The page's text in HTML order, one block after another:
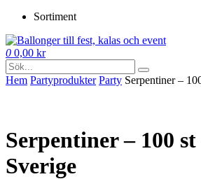
Sortiment
0 0,00 kr
Hem Party­­produkter Party Serpentiner –
Serpentiner – 100
Sverige